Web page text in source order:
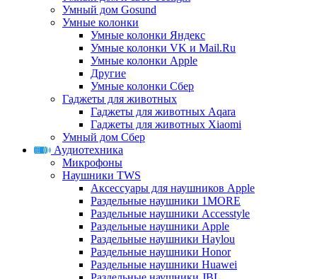
Умный дом Gosund
Умные колонки
Умные колонки Яндекс
Умные колонки VK и Mail.Ru
Умные колонки Apple
Другие
Умные колонки Сбер
Гаджеты для животных
Гаджеты для животных Aqara
Гаджеты для животных Xiaomi
Умный дом Сбер
Аудиотехника
Микрофоны
Наушники TWS
Аксессуары для наушников Apple
Раздельные наушники 1MORE
Раздельные наушники Accesstyle
Раздельные наушники Apple
Раздельные наушники Haylou
Раздельные наушники Honor
Раздельные наушники Huawei